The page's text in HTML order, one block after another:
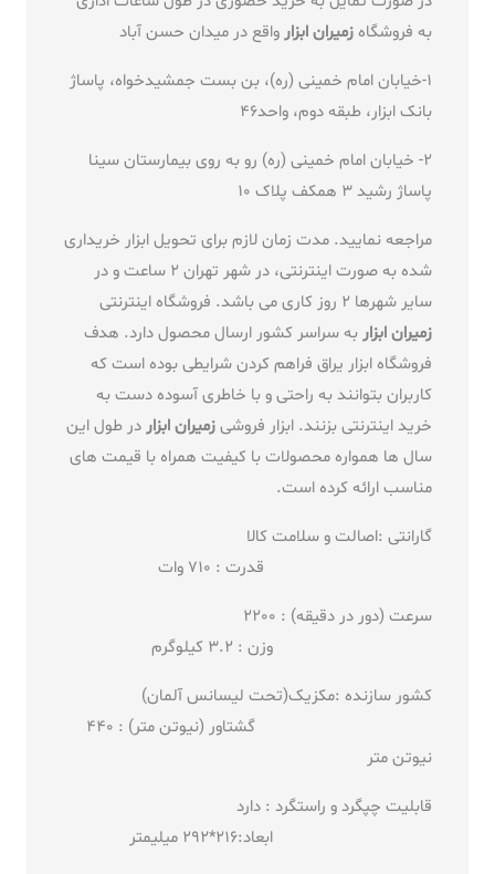
به فروشگاهزمیران ابزارواقع در میدان حسن آباد
1-خیابان امام خمینی (ره)، بن بست جمشیدخواه، پاساژ
بانک ابزار، طبقه دوم، واحد46
2- خیابان امام خمینی (ره) رو به روی بیمارستان سینا
پاساژ رشید 3 همکف پلاک 10
مراجعه نمایید. مدت زمان لازم برای تحویل ابزار خریداری
شده به صورت اینترنتی، در شهر تهران 2 ساعت و در
سایر شهرها 2 روز کاری می باشد. فروشگاه اینترنتی
زمیران ابزاربه سراسر کشور ارسال محصول دارد. هدف
فروشگاه ابزار یراق فراهم کردن شرایطی بوده است که
کاربران بتوانند به راحتی و با خاطری آسوده دست به
خرید اینترنتی بزنند. ابزار فروشیزمیران ابزاردر طول این
سال ها همواره محصولات با کیفیت همراه با قیمت های
مناسب ارائه کرده است.
گارانتی :اصالت و سلامت کالا
قدرت : 710 وات
وزن : 3.2 کیلوگرم
کشور سازنده :مکزیک(تحت لیسانس آلمان)
گشتاور (نیوتن متر) : 440
نیوتن متر
قابلیت چپگرد و راستگرد : دارد
ابعاد:216*292 میلیمتر